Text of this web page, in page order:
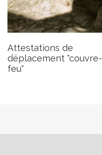
Attestations de
déplacement "couvre-
feu"